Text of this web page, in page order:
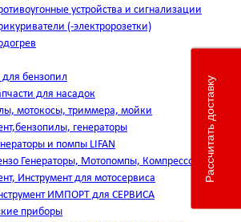
устройства и сигнализации
(-электророзетки)
бензопил
для насадок
мотокосы, триммера, мойки
генераторы
и помпы LIFAN
Генераторы, Мотопомпы, Компрессоры
Инструмент для мотосервиса
ИМПОРТ для СЕРВИСА
приборы
Рассчитать доставку